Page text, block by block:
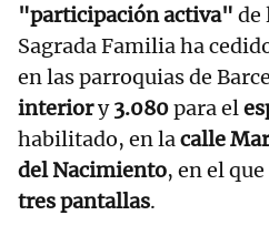
"participación activa" de
Sagrada Familia ha
en las parroquias de
interiory3.080para el
habilitado, en lacalle
del Nacimiento, en el
tres pantallas.